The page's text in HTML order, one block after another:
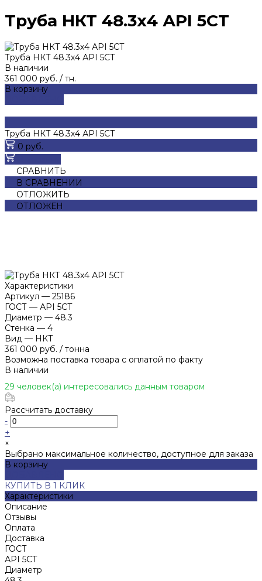
Труба НКТ 48.3х4 АРI 5СТ
Труба НКТ 48.3х4 АРI 5СТ
В наличии
361 000 руб. / тн.
В корзину
Труба НКТ 48.3х4 АРI 5СТ
0 руб.
СРАВНИТЬ
В СРАВНЕНИИ
ОТЛОЖИТЬ
ОТЛОЖЕН
Характеристики
Артикул — 25186
ГОСТ — АРI 5СТ
Диаметр — 48.3
Стенка — 4
Вид — НКТ
361 000 руб. / тонна
Возможна поставка товара с оплатой по факту
В наличии
29 человек(а) интересовались данным товаром
Рассчитать доставку
-
+
×
Выбрано максимальное количество, доступное для заказа
В корзину
КУПИТЬ В 1 КЛИК
Характеристики
Описание
Отзывы
Оплата
Доставка
ГОСТ
АРI 5СТ
Диаметр